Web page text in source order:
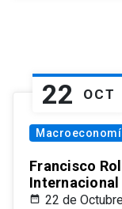
22 OCT
Francisco
Internacional
22 de